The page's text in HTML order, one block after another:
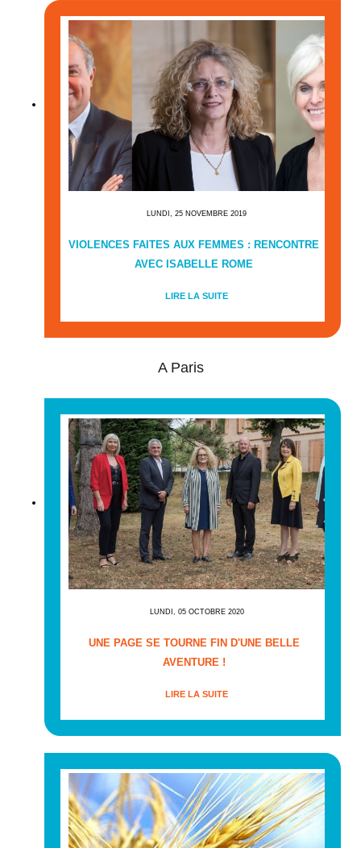
LUNDI, 25 NOVEMBRE 2019
VIOLENCES FAITES AUX FEMMES : RENCONTRE
AVEC ISABELLE ROME
LIRE LA SUITE
A Paris
LUNDI, 05 OCTOBRE 2020
UNE PAGE SE TOURNE FIN D'UNE BELLE
AVENTURE !
LIRE LA SUITE